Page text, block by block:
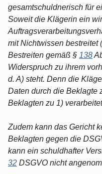
gesamtschuldnerisch für
Soweit die Klägerin ein
mit Nichtwissen bestreitet
Bestreiten gemäß § 138
Widerspruch zu ihrem
d. A) steht. Denn die
Daten durch die Beklagte
Beklagten zu 1)
Zudem kann das Gericht
Beklagten gegen die
kann ein schuldhafter
32 DSGVO nicht